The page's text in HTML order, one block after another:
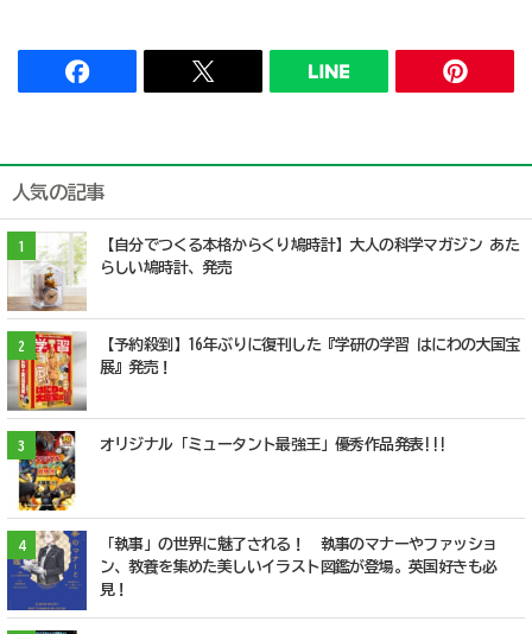
人気の記事
1
【自分でつくる本格からくり鳩時計】大人の科学マガジン あた
らしい鳩時計、発売
2
【予約殺到】16年ぶりに復刊した『学研の学習 はにわの大国宝
展』発売！
3 オリジナル「ミュータント最強王」優秀作品発表!!!
4
「執事」の世界に魅了される！ 執事のマナーやファッショ
ン、教養を集めた美しいイラスト図鑑が登場。英国好きも必
見！